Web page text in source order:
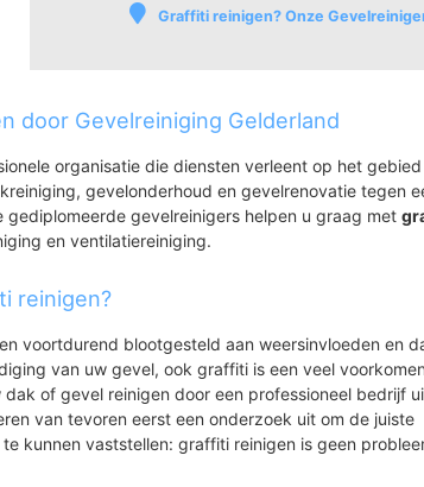
Graffiti reinigen? Onze
Waardenburg
Waardenburg-West
Neerijnen
Opijnen
Est
door Gevelreiniging Gelderland
organisatie die diensten verleent op het
gevelonderhoud en gevelrenovatie tegen
gediplomeerde gevelreinigers helpen u graag met
en ventilatiereiniging.
reinigen?
voortdurend blootgesteld aan weersinvloeden en
van uw gevel, ook graffiti is een veel
of gevel reinigen door een professioneel bedrijf
van tevoren eerst een onderzoek uit om de juiste
kunnen vaststellen: graffiti reinigen is geen